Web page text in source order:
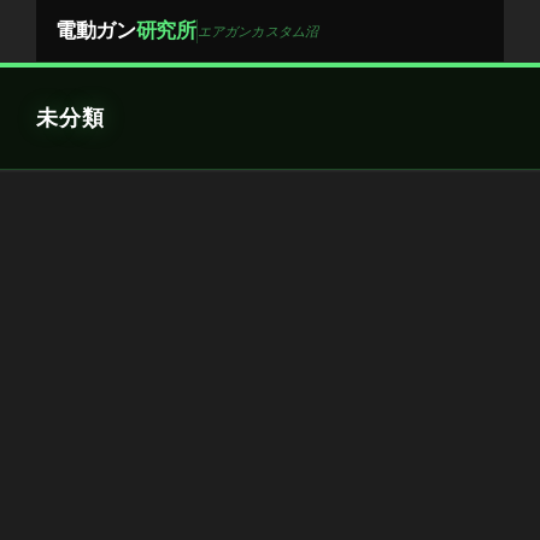
電動ガン研究所 エアガンカスタム沼
未分類